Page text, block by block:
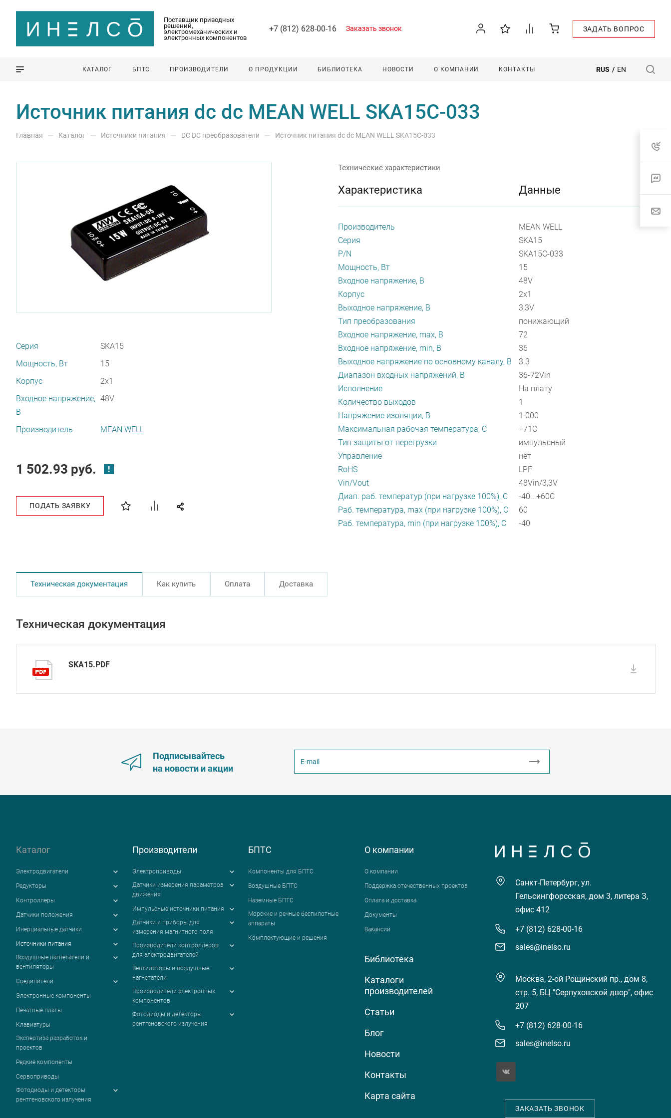
Поставщик приводных
решений,
электромеханических и
электронных компонентов
+7 (812) 628-00-16 Заказать звонок ЗАДАТЬ ВОПРОС
КАТАЛОГ БПТС ПРОИЗВОДИТЕЛИ О ПРОДУКЦИИ БИБЛИОТЕКА НОВОСТИ О КОМПАНИИ КОНТАКТЫ RUS / EN
Источник питания dc dc MEAN WELL SKA15C-033
Главная — Каталог — Источники питания — DС DС преобразователи — Источник питания dc dc MEAN WELL SKA15C-033
Серия
SKA15
Мощность, Вт
15
Корпус
2x1
Входное напряжение,
В
48V
Производитель MEAN WELL
1 502.93 руб.
ПОДАТЬ ЗАЯВКУ
Технические характеристики
Характеристика Данные
Производитель
MEAN WELL
Серия
SKA15
P/N
SKA15C-033
Мощность, Вт
15
Входное напряжение, В
48V
Корпус
2x1
Выходное напряжение, В
3,3V
Тип преобразования
понижающий
Входное напряжение, max, В
72
Входное напряжение, min, В
36
Выходное напряжение по основному каналу, В
3.3
Диапазон входных напряжений, В
36-72Vin
Исполнение
На плату
Количество выходов
1
Напряжение изоляции, В
1 000
Максимальная рабочая температура, C
+71C
Тип защиты от перегрузки
импульсный
Управление
нет
RoHS
LPF
Vin/Vout
48Vin/3,3V
Диап. раб. температур (при нагрузке 100%), C
-40...+60C
Раб. температура, max (при нагрузке 100%), C
60
Раб. температура, min (при нагрузке 100%), C
-40
Техническая документация Как купить Оплата Доставка
Техническая документация
SKA15.PDF
Подписывайтесь
на новости и акции
Каталог
Электродвигатели
Редукторы
Контроллеры
Датчики положения
Инерциальные датчики
Источники питания
Воздушные нагнетатели и
вентиляторы
Соединители
Электронные компоненты
Печатные платы
Клавиатуры
Экспертиза разработок и
проектов
Редкие компоненты
Сервоприводы
Фотодиоды и детекторы
рентгеновского излучения
Производители
Электроприводы
Датчики измерения параметров
движения
Импульсные источники питания
Датчики и приборы для
измерения магнитного поля
Производители контроллеров
для электродвигателей
Вентиляторы и воздушные
нагнетатели
Производители электронных
компонентов
Фотодиоды и детекторы
рентгеновского излучения
БПТС
Компоненты для БПТС
Воздушные БПТС
Наземные БПТС
Морские и речные беспилотные
аппараты
Комплектующие и решения
О компании
О компании
Поддержка отечественных проектов
Оплата и доставка
Документы
Вакансии
Библиотека
Каталоги
производителей
Статьи
Блог
Новости
Контакты
Карта сайта
Санкт-Петербург, ул.
Гельсингфорсская, дом 3, литера З,
офис 412
+7 (812) 628-00-16
sales@inelso.ru
Москва, 2-ой Рощинский пр., дом 8,
стр. 5, БЦ "Серпуховской двор", офис
207
+7 (812) 628-00-16
sales@inelso.ru
ЗАКАЗАТЬ ЗВОНОК